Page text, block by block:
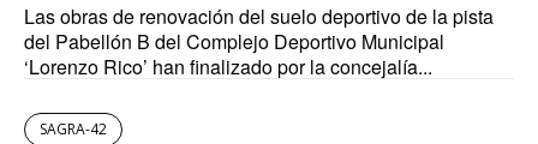
Las obras de renovación del suelo deportivo de la pista
del Pabellón B del Complejo Deportivo Municipal
‘Lorenzo Rico’ han finalizado por la concejalía...
SAGRA-42